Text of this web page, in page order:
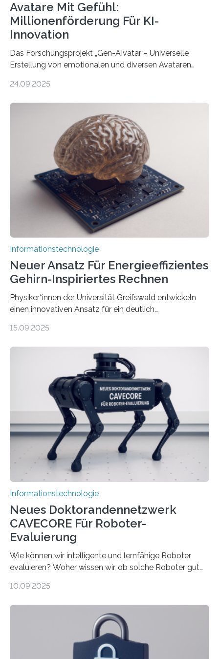
Avatare Mit Gefühl:
Millionenförderung Für KI-
Innovation
Das Forschungsprojekt „Gen-AIvatar – Universelle
Erstellung von emotionalen und diversen Avataren
Förderung in Höhe von rund 2 Millionen Euro. Dabei
der MindPort GmbH eine neuartige, KI-gestützte
Lösung zur Erzeugung von Emotionen für realistische
Avatare. Gen-AIvatar entwickelt innovative und
kosteneffiziente Methoden, um lebensechte Avatare zu
erstellen. „Besonders wichtig ist uns eine ganzheitliche
Animation, bei der Stimme, Körperbewegung, Gestik
und Mimik im Einklang sind…
24.09.2025
Informationstechnologie
Neuer Ansatz Für Energieeffizientes
Gehirn-Inspiriertes Rechnen
Physiker*innen der Universität Greifswald entwickeln
einen innovativen Ansatz für ein deutlich
Lösungsweg ist inspiriert vom menschlichen Gehirn. Die
stellt die heutige Computertechnik vor
Herausforderungen. Herkömmliche Silizium-
Prozessoren stoßen an ihre Grenzen: Sie verbrauchen
viel Energie, die Speicher- und Verarbeitungseinheiten
sind voneinander getrennt und die Datenübertragung
bremst komplexe Anwendungen aus. Da KI-Modelle
immer größer werden und riesige Datenmengen
verarbeiten müssen, steigt der Bedarf an neuen
Rechenarchitekturen. Neben Quantencomputern
rücken dabei insbesondere…
15.09.2025
Informationstechnologie
Neues Doktorandennetzwerk
CAVECORE Für Roboter-
Evaluierung
Wie können wir intelligente und lernfähige Roboter
evaluieren? Woher wissen wir, ob solche Roboter gut
sich CAVECORE – ein neues Marie Skłodowska-Curie
koordiniert wird. Ab dem 1. September werden sich
über einen Zeitraum von vier Jahren insgesamt 15
Promovierende im Rahmen von CAVECORE mit
kognitiven Robotern beschäftigen – also mit Robotern,
10.09.2025